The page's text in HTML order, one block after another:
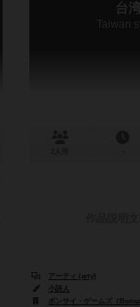
台
Taiwan
アーティ (arty)
小詩人
ボンサイ・ゲームズ（